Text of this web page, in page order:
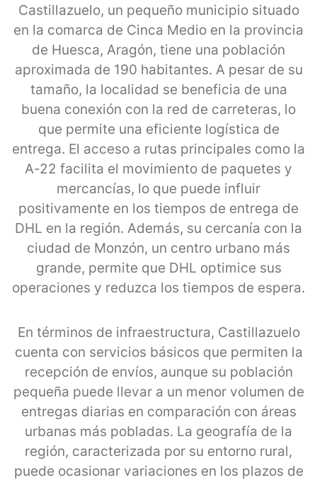
Castillazuelo, un pequeño municipio situado
en la comarca de Cinca Medio en la provincia
de Huesca, Aragón, tiene una población
aproximada de 190 habitantes. A pesar de su
tamaño, la localidad se beneficia de una
buena conexión con la red de carreteras, lo
que permite una eficiente logística de
entrega. El acceso a rutas principales como la
A-22 facilita el movimiento de paquetes y
mercancías, lo que puede influir
positivamente en los tiempos de entrega de
DHL en la región. Además, su cercanía con la
ciudad de Monzón, un centro urbano más
grande, permite que DHL optimice sus
operaciones y reduzca los tiempos de espera.
En términos de infraestructura, Castillazuelo
cuenta con servicios básicos que permiten la
recepción de envíos, aunque su población
pequeña puede llevar a un menor volumen de
entregas diarias en comparación con áreas
urbanas más pobladas. La geografía de la
región, caracterizada por su entorno rural,
puede ocasionar variaciones en los plazos de